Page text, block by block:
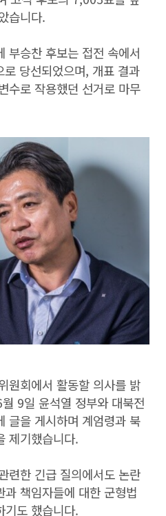
습니다.
부승찬 후보는 접전 속에서
당선되었으며, 개표 결과
수로 작용했던 선거로 마무
원회에서 활동할 의사를 밝
9일 윤석열 정부와 대북전
글을 게시하며 계엄령과 북
제기했습니다.
련한 긴급 질의에서도 논란
책임자들에 대한 군형법
기도 했습니다.